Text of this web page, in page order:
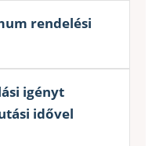
rendelési
igényt
idővel